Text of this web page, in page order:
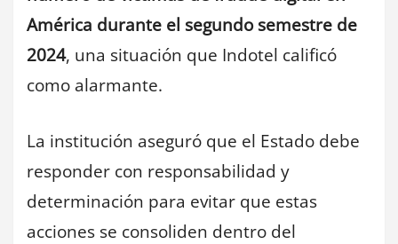
América durante el segundo semestre de
2024, una situación que Indotel calificó
como alarmante.
La institución aseguró que el Estado debe
responder con responsabilidad y
determinación para evitar que estas
acciones se consoliden dentro del